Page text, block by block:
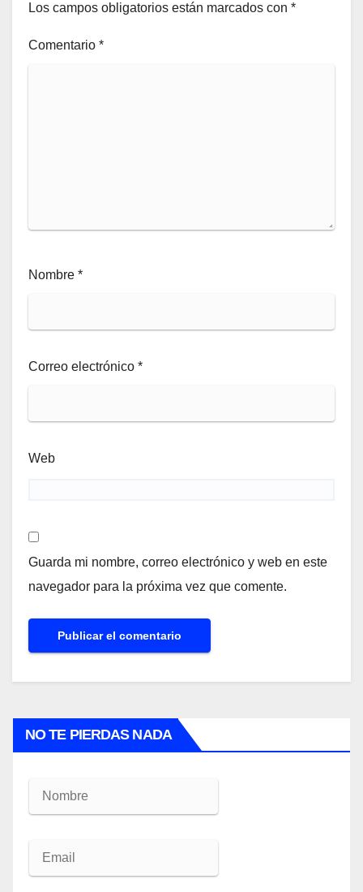
Los campos obligatorios están marcados con *
Comentario *
Nombre *
Correo electrónico *
Web
Guarda mi nombre, correo electrónico y web en este
navegador para la próxima vez que comente.
NO TE PIERDAS NADA